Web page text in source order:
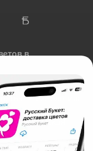
в
«Технология»
Ипподромская,